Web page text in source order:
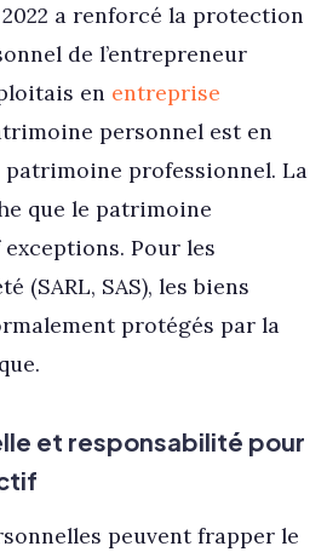
a renforcé la protection
de l’entrepreneur
en entreprise
personnel est en
professionnel. La
que le patrimoine
Pour les
(SARL, SAS), les biens
protégés par la
et responsabilité pour
peuvent frapper le